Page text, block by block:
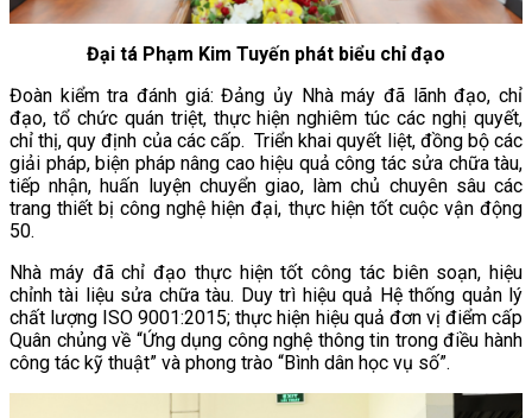
Đại tá Phạm Kim Tuyến phát biểu chỉ đạo
Đoàn kiểm tra đánh giá: Đảng ủy Nhà máy đã lãnh đạo, chỉ
đạo, tổ chức quán triệt, thực hiện nghiêm túc các nghị quyết,
chỉ thị, quy định của các cấp. Triển khai quyết liệt, đồng bộ các
giải pháp, biện pháp nâng cao hiệu quả công tác sửa chữa tàu,
tiếp nhận, huấn luyện chuyển giao, làm chủ chuyên sâu các
trang thiết bị công nghệ hiện đại, thực hiện tốt cuộc vận động
50.
Nhà máy đã chỉ đạo thực hiện tốt công tác biên soạn, hiệu
chỉnh tài liệu sửa chữa tàu. Duy trì hiệu quả Hệ thống quản lý
chất lượng ISO 9001:2015; thực hiện hiệu quả đơn vị điểm cấp
Quân chủng về “Ứng dụng công nghệ thông tin trong điều hành
công tác kỹ thuật” và phong trào “Bình dân học vụ số”.